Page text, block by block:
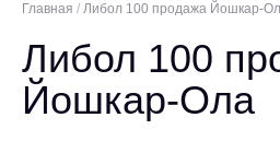
Главная / Либол 100 продажа Йошкар-
Либол 100
Йошкар-Ола